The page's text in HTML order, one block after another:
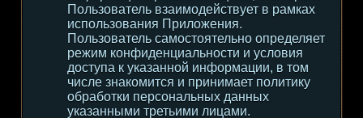
Пользователь взаимодействует в рамках
использования Приложения.
Пользователь самостоятельно определяет
режим конфиденциальности и условия
доступа к указанной информации, в том
числе знакомится и принимает политику
обработки персональных данных
указанными третьими лицами.